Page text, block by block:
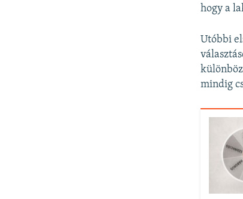
hogy a
Utóbbi
mindig